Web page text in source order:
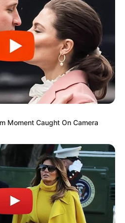
Moment Caught On Camera